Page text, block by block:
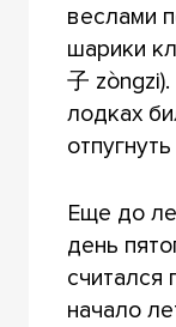
веслами
шарики
子
лодках
Еще до
день
считался
начало